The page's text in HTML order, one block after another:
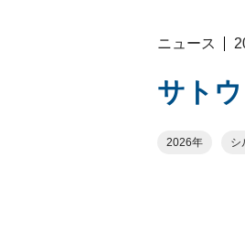
ニュース
サト
2026年 シ